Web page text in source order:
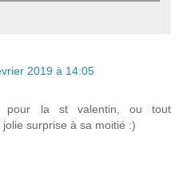
2019 à 14:05
pour la st valentin, ou tout
surprise à sa moitié :)